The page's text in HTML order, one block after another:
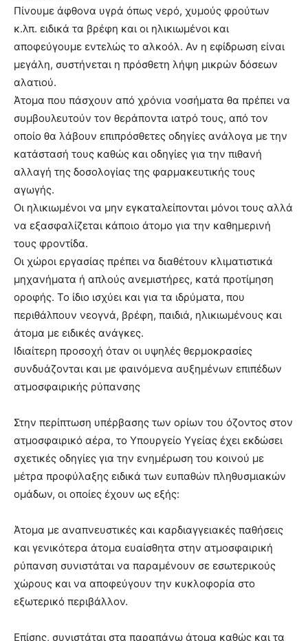
Πίνουμε άφθονα υγρά όπως νερό, χυμούς φρούτων
κ.λπ. ειδικά τα βρέφη και οι ηλικιωμένοι και
αποφεύγουμε εντελώς το αλκοόλ. Αν η εφίδρωση είναι
μεγάλη, συστήνεται η πρόσθετη λήψη μικρών δόσεων
αλατιού.
Άτομα που πάσχουν από χρόνια νοσήματα θα πρέπει να
συμβουλευτούν τον θεράποντα ιατρό τους, από τον
οποίο θα λάβουν επιπρόσθετες οδηγίες ανάλογα με την
κατάστασή τους καθώς και οδηγίες για την πιθανή
αλλαγή της δοσολογίας της φαρμακευτικής τους
αγωγής.
Οι ηλικιωμένοι να μην εγκαταλείπονται μόνοι τους αλλά
να εξασφαλίζεται κάποιο άτομο για την καθημερινή
τους φροντίδα.
Οι χώροι εργασίας πρέπει να διαθέτουν κλιματιστικά
μηχανήματα ή απλούς ανεμιστήρες, κατά προτίμηση
οροφής. Το ίδιο ισχύει και για τα ιδρύματα, που
περιθάλπουν νεογνά, βρέφη, παιδιά, ηλικιωμένους και
άτομα με ειδικές ανάγκες.
Ιδιαίτερη προσοχή όταν οι υψηλές θερμοκρασίες
συνδυάζονται και με φαινόμενα αυξημένων επιπέδων
ατμοσφαιρικής ρύπανσης
Στην περίπτωση υπέρβασης των ορίων του όζοντος στον
ατμοσφαιρικό αέρα, το Υπουργείο Υγείας έχει εκδώσει
σχετικές οδηγίες για την ενημέρωση του κοινού με
μέτρα προφύλαξης ειδικά των ευπαθών πληθυσμιακών
ομάδων, οι οποίες έχουν ως εξής:
Άτομα με αναπνευστικές και καρδιαγγειακές παθήσεις
και γενικότερα άτομα ευαίσθητα στην ατμοσφαιρική
ρύπανση συνιστάται να παραμένουν σε εσωτερικούς
χώρους και να αποφεύγουν την κυκλοφορία στο
εξωτερικό περιβάλλον.
Επίσης, συνιστάται στα παραπάνω άτομα καθώς και τα